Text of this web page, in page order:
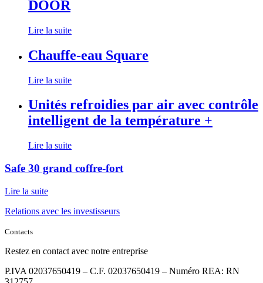
DOOR
Lire la suite
Chauffe-eau Square
Lire la suite
Unités refroidies par air avec contrôle
intelligent de la température +
Lire la suite
Safe 30 grand coffre-fort
Lire la suite
Relations avec les investisseurs
Contacts
Restez en contact avec notre entreprise
P.IVA 02037650419 – C.F. 02037650419 – Numéro REA: RN